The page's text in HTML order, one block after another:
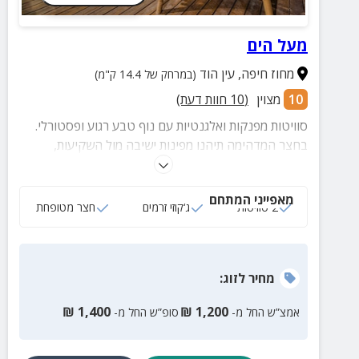
מעל הים
מחוז חיפה,עין הוד (במרחק של 14.4 ק"מ)
10 מצוין (
10 חוות דעת)
סוויטות מפנקות ואלגנטיות עם נוף טבע רגוע ופסטורלי.
בחצר המדהימה תיהנו מפינות ישיבה מול השקיעות,
מדשאה גדולה, עצי נוי וצמחייה מטופחת.
מאפייני המתחם
2 סוויטות ג‘קוזי זרמים חצר מטופחת
מחירלזוג:
אמצ”ש החל מ- 1,200
₪ סופ”ש החל מ- 1,400
₪